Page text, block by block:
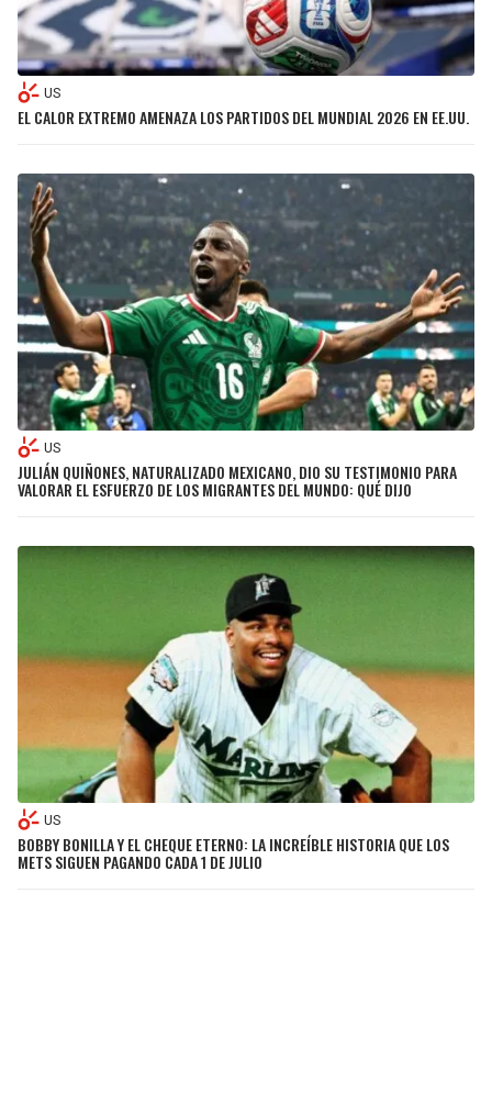
US
EL CALOR EXTREMO AMENAZA LOS PARTIDOS DEL MUNDIAL 2026 EN EE.UU.
US
JULIÁN QUIÑONES, NATURALIZADO MEXICANO, DIO SU TESTIMONIO PARA
VALORAR EL ESFUERZO DE LOS MIGRANTES DEL MUNDO: QUÉ DIJO
US
BOBBY BONILLA Y EL CHEQUE ETERNO: LA INCREÍBLE HISTORIA QUE LOS
METS SIGUEN PAGANDO CADA 1 DE JULIO